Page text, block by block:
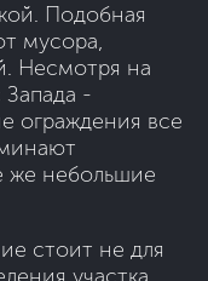
Подобная
мусора,
Несмотря на
-
ограждения все
же небольшие
стоит не для